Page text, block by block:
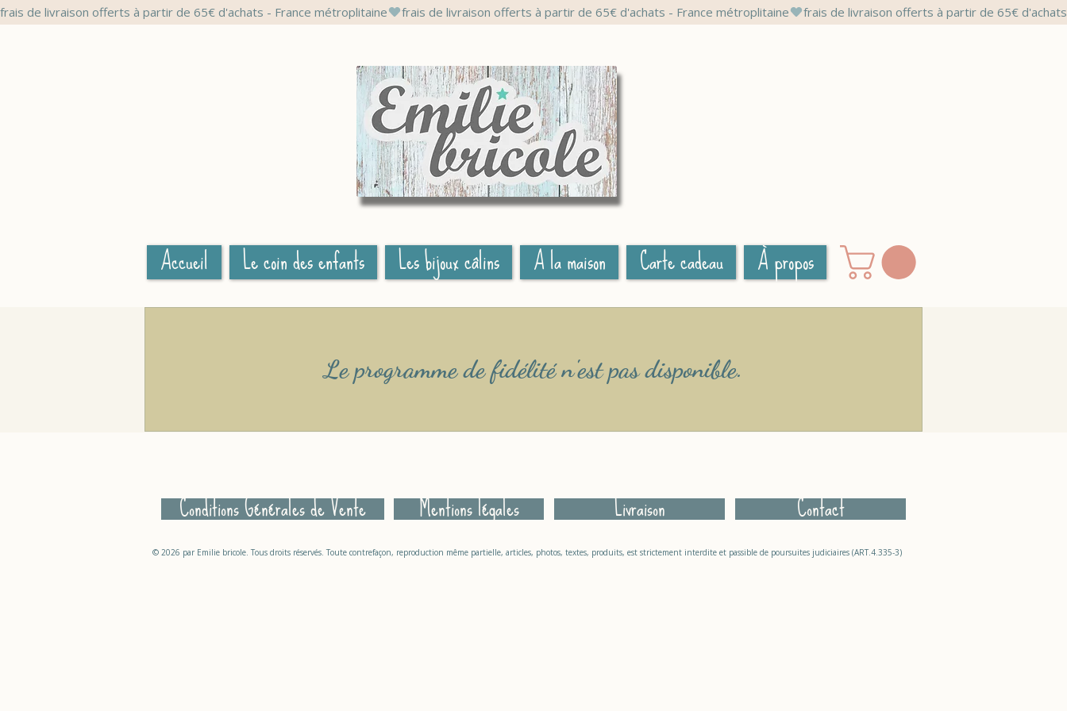
frais de livraison offerts à partir de 65€ d'achats - France métroplitaine
Accueil Le coin des enfants Les bijoux câlins A la maison Carte cadeau À propos
Le programme de fidélité n'est pas disponible.
Conditions Générales de Vente Mentions légales Livraison Contact
© 2026 par Emilie bricole. Tous droits réservés. Toute contrefaçon, reproduction même partielle, articles, photos, textes, produits, est strictement interdite et passible de poursuites judiciaires (ART.4.335-3)